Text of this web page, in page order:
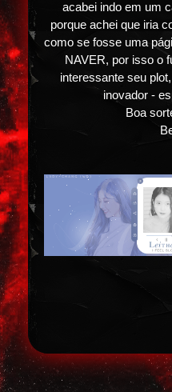
acabei indo em um
porque achei que iria
como se fosse uma
NAVER, por isso o
interessante seu
inovador -
Boa